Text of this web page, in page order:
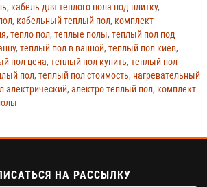
, кабель для теплого пола под плитку,
, кабельный теплый пол, комплект
, тепло пол, теплые полы, теплый пол под
, теплый пол в ванной, теплый пол киев,
пол цена, теплый пол купить, теплый пол
пол, теплый пол стоимость, нагревательный
электрический, электро теплый пол, комплект
НА РАССЫЛКУ